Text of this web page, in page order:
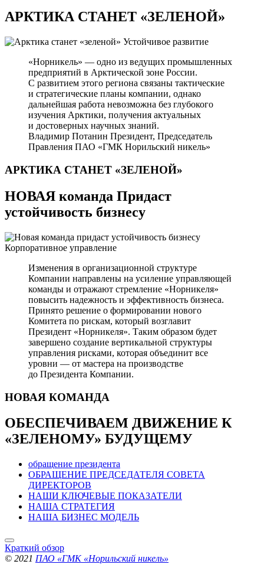
АРКТИКА СТАНЕТ «ЗЕЛЕНОЙ»
Устойчивое развитие
«Норникель» — одно из ведущих промышленных
предприятий в Арктической зоне России.
С развитием этого региона связаны тактические
и стратегические планы компании, однако
дальнейшая работа невозможна без глубокого
изучения Арктики, получения актуальных
и достоверных научных знаний.
Владимир Потанин Президент, Председатель
Правления ПАО «ГМК Норильский никель»
АРКТИКА СТАНЕТ «ЗЕЛЕНОЙ»
НОВАЯ команда Придаст
устойчивость бизнесу
Корпоративное управление
Изменения в организационной структуре
Компании направлены на усиление управляющей
команды и отражают стремление «Норникеля»
повысить надежность и эффективность бизнеса.
Принято решение о формировании нового
Комитета по рискам, который возглавит
Президент «Норникеля». Таким образом будет
завершено создание вертикальной структуры
управления рисками, которая объединит все
уровни — от мастера на производстве
до Президента Компании.
НОВАЯ КОМАНДА
ОБЕСПЕЧИВАЕМ ДВИЖЕНИЕ К
«ЗЕЛЕНОМУ» БУДУЩЕМУ
обращение президента
ОБРАЩЕНИЕ ПРЕДСЕДАТЕЛЯ СОВЕТА
ДИРЕКТОРОВ
НАШИ КЛЮЧЕВЫЕ ПОКАЗАТЕЛИ
НАША СТРАТЕГИЯ
НАША БИЗНЕС МОДЕЛЬ
Краткий обзор
© 2021 ПАО «ГМК «Норильский никель»